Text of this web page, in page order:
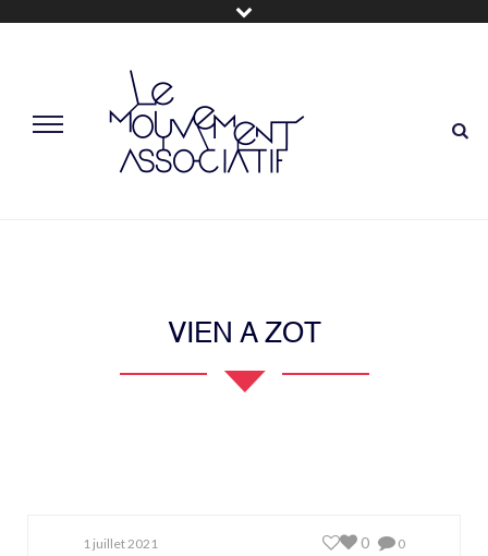
VIEN A ZOT
1 juillet 2021 0
0